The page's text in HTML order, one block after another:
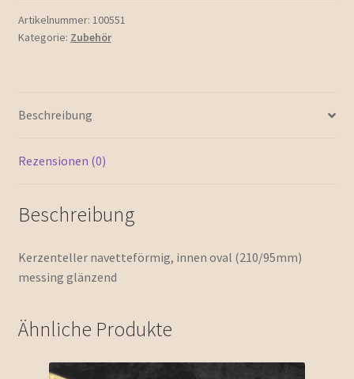
Artikelnummer: 100551
Kategorie: Zubehör
Beschreibung
Rezensionen (0)
Beschreibung
Kerzenteller navetteförmig, innen oval (210/95mm)
messing glänzend
Ähnliche Produkte